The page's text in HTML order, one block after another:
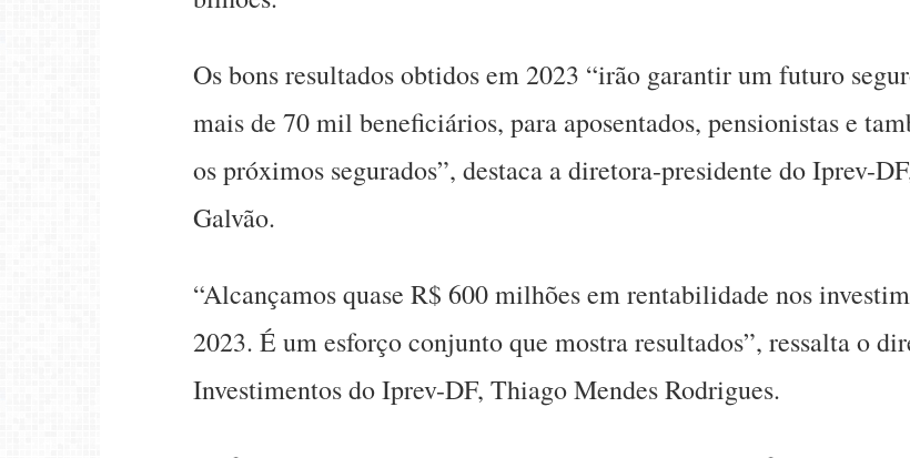
Os bons resultados obtidos em 2023 “irão garantir um futuro
mais de 70 mil beneficiários, para aposentados, pensionistas e
os próximos segurados”, destaca a diretora-presidente do Iprev-
Galvão.
“Alcançamos quase R$ 600 milhões em rentabilidade nos
2023. É um esforço conjunto que mostra resultados”, ressalta o
Investimentos do Iprev-DF, Thiago Mendes Rodrigues.